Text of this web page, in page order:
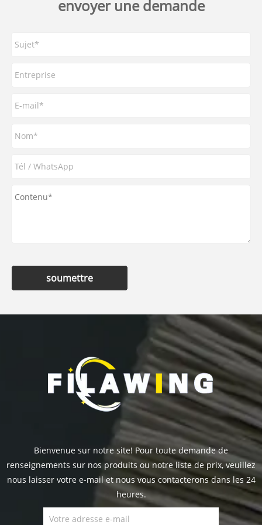
envoyer une demande
soumettre
Bienvenue sur notre site! Pour toute demande de
renseignements sur nos produits ou notre liste de prix, veuillez
nous laisser votre e-mail et nous vous contacterons dans les 24
heures.